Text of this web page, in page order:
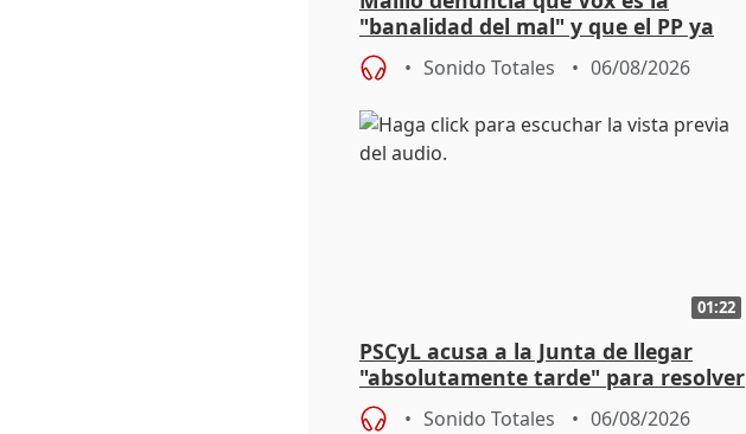
"banalidad del mal" y que el PP ya
asume todas sus tesis
Sonido Totales 06/08/2026
01:22
PSCyL acusa a la Junta de llegar
"absolutamente tarde" para resolver
problemas como Newcastle
Sonido Totales 06/08/2026